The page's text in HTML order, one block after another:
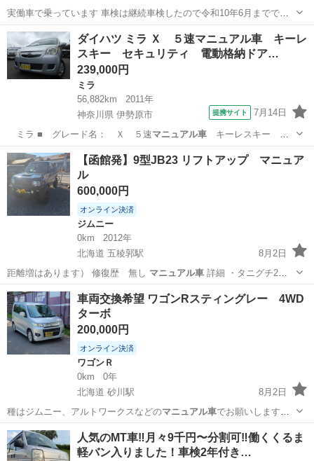
実働車で乗っています 車検は継続車検したので令和10年6月までで
す。 珍しい平成12年(2000y)のL760S ﾈｲｷｯﾄﾞで4WDのﾏﾆｭｱﾙ車です。
今も私用で乗っています。 距離は143,750キロ ﾀｲ...
群馬 藤岡市 ネイキッド エンジン
ダイハツ ミラ Ｘ ５速マニュアル車 キーレ
スキー セキュリティ 電動格納ドア…
239,000円
ミラ
56,882km
2011年
神奈川県 伊勢原市
提携サイト 7月14日
ミラ ■ グレード名： Ｘ ５速マニュアル車キーレスキー セ
キュリティ 電動…
神奈川 伊勢原市 ミラ
【函館発】9型JB23 リフトアップ マニュア
ル
600,000円
オンライン決済
ジムニー
0km
2012年
北海道 五稜郭駅
8月2日
距離増はあります） 修復歴 無し マニュアル車詳細 ・タニグチ2イ
ンチアップ…
北海道 函館市 五稜郭駅 ジムニー
車両交換希望 ワゴンRスティングレー 4WD
ターボ
200,000円
オンライン決済
ワゴンＲ
0km
0年
北海道 砂川駅
8月2日
種はジムニー、アルトワークスなどのマニュアル車でお願いします。
その他の車種もご…
北海道 砂川市 砂川駅 ワゴンＲ
人気のMT車‼️月々9千円〜分割可‼️働くくるま
軽バン入りました！車検2年付き…